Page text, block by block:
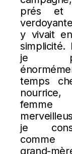
prés et
y vivait
simplicité.
je
temps
femme
je
grand-